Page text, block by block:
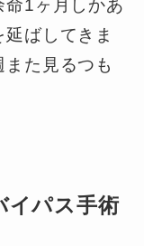
命1ヶ月しかあ
ばしてきま
た見るつも
イパス手術